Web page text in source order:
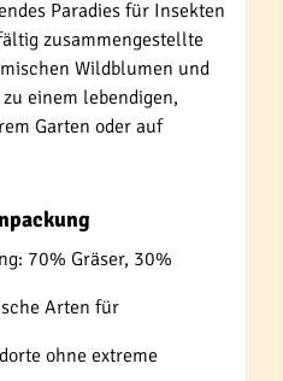
Paradies für Insekten
zusammengestellte
Wildblumen und
einem lebendigen,
Garten oder auf
70% Gräser, 30%
Arten für
ohne extreme